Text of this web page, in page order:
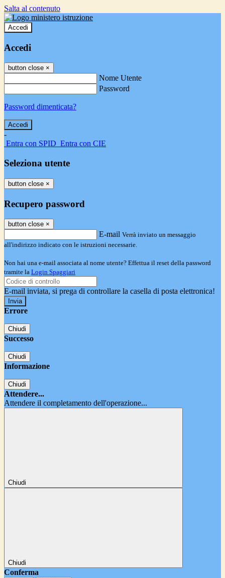
Salta al contenuto
Accedi
Accedi
button close ×
Nome Utente
Password
Password dimenticata?
-
Entra con SPID Entra con CIE
Seleziona utente
button close ×
Recupero password
button close ×
E-mail Verrà inviato un messaggio
all'indirizzo indicato con le istruzioni necessarie.
Non hai una e-mail associata al nome utente? Effettua il reset della password
tramite la Login Spaggiari
E-mail inviata, si prega di controllare la casella di posta elettronica!
Errore
Chiudi
Successo
Chiudi
Informazione
Chiudi
Attendere...
Attendere il completamento dell'operazione...
Chiudi
Chiudi
Conferma